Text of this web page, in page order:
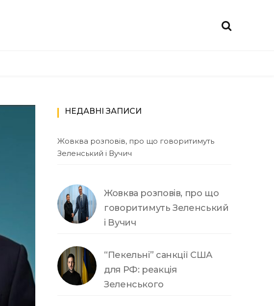
НЕДАВНІ ЗАПИСИ
Жовква розповів, про що говоритимуть
Зеленський і Вучич
Жовква розповів, про що
говоритимуть Зеленський
і Вучич
“Пекельні” санкції США
для РФ: реакція
Зеленського